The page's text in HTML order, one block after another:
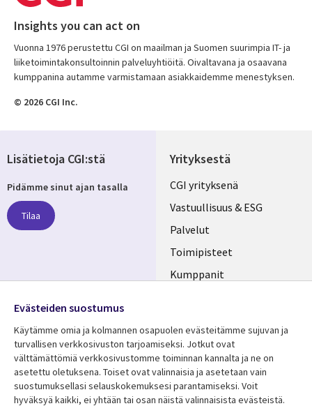
Insights you can act on
Vuonna 1976 perustettu CGI on maailman ja Suomen suurimpia IT- ja
liiketoimintakonsultoinnin palveluyhtiöitä. Oivaltavana ja osaavana
kumppanina autamme varmistamaan asiakkaidemme menestyksen.
© 2026 CGI Inc.
Yrityksestä
Useful
links
FINLAND
CGI yrityksenä
Vastuullisuus & ESG
Palvelut
Toimipisteet
Kumppanit
Resurssikeskus Lisätietoa
Lisätietoja CGI:stä
Pidämme sinut ajan tasalla
Tilaa
Media
FINLAND
Evästeiden suostumus
Käytämme omia ja kolmannen osapuolen evästeitämme sujuvan ja
turvallisen verkkosivuston tarjoamiseksi. Jotkut ovat
välttämättömiä verkkosivustomme toiminnan kannalta ja ne on
asetettu oletuksena. Toiset ovat valinnaisia ​​ja asetetaan vain
suostumuksellasi selauskokemuksesi parantamiseksi. Voit
hyväksyä kaikki, ei yhtään tai osan näistä valinnaisista evästeistä.